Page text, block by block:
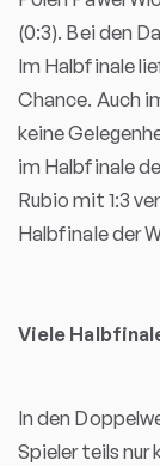
(0:3). Bei den
Im Halbfinale
Chance. Auch
keine
im Halbfinale
Rubio mit 1:3
Halbfinale der
Viele
In den
Spieler teils nur